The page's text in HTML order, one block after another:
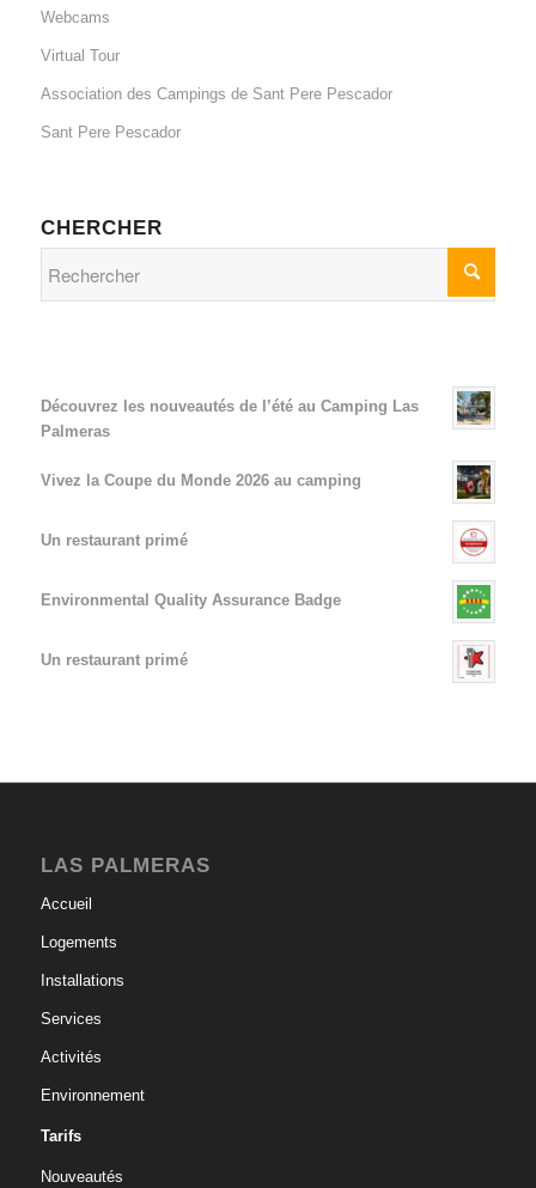
Webcams
Virtual Tour
Association des Campings de Sant Pere Pescador
Sant Pere Pescador
CHERCHER
Découvrez les nouveautés de l’été au Camping Las
Palmeras
Vivez la Coupe du Monde 2026 au camping
Un restaurant primé
Environmental Quality Assurance Badge
Un restaurant primé
LAS PALMERAS
Accueil
Logements
Installations
Services
Activités
Environnement
Tarifs
Nouveautés